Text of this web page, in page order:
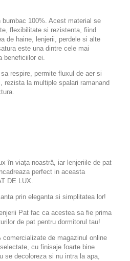
bumbac 100%. Acest material se
flexibilitate si rezistenta, fiind
de haine, lenjerii, perdele si alte
este una dintre cele mai
beneficiilor ei.
respire, permite fluxul de aer si
rezista la multiple spalari ramanand
în viața noastră, iar lenjeriile de pat
perfect in aceasta
DE LUX.
prin eleganta si simplitatea lor!
Pat fac ca acestea sa fie prima
de pat pentru dormitorul tau!
comercializate de magazinul online
cu finisaje foarte bine
se decoloreza si nu intra la apa,